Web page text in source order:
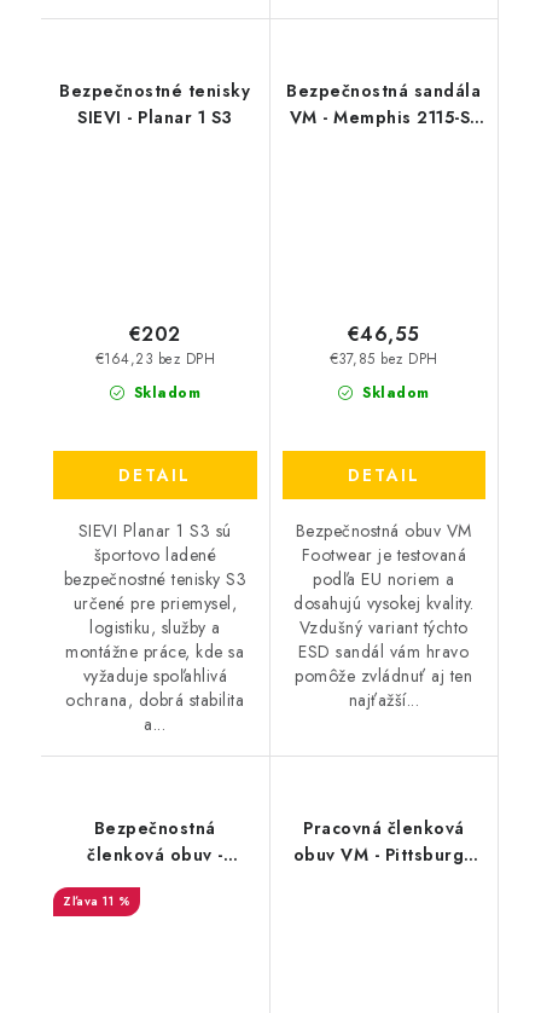
Bezpečnostné tenisky
SIEVI - Planar 1 S3
Skladom
€164,23 bez DPH
€202
DETAIL
SIEVI Planar 1 S3 sú
športovo ladené
bezpečnostné tenisky S3
určené pre priemysel,
logistiku, služby a
montážne práce, kde sa
vyžaduje spoľahlivá
ochrana, dobrá stabilita
a...
Bezpečnostná sandála
VM - Memphis 2115-S1
Skladom
€37,85 bez DPH
€46,55
DETAIL
Bezpečnostná obuv VM
Footwear je testovaná
podľa EU noriem a
dosahujú vysokej kvality.
Vzdušný variant týchto
ESD sandál vám hravo
pomôže zvládnuť aj ten
najťažší...
Bezpečnostná
členková obuv -
ADV Titan S3 - čierna
11 %
Pracovná členková
obuv VM - Pittsburgh